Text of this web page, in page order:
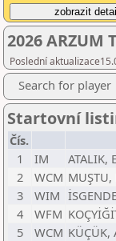
2026 ARZUM
Poslední
Search for player
Startovní
Čís.
1
IM ATALIK,
2
WCM MUŞTU,
3
WIM
4
WFM
5
WCM KÜÇÜK,